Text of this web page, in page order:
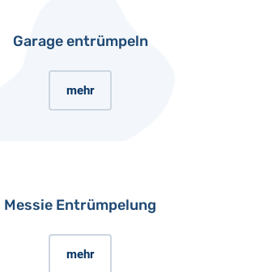
Garage entrümpeln
mehr
Messie Entrümpelung
mehr